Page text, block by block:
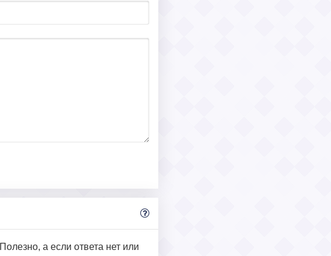
Полезно, а если ответа нет или